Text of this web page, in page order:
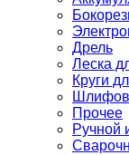
Дрель
Леска
Круги
Прочее
Ручной